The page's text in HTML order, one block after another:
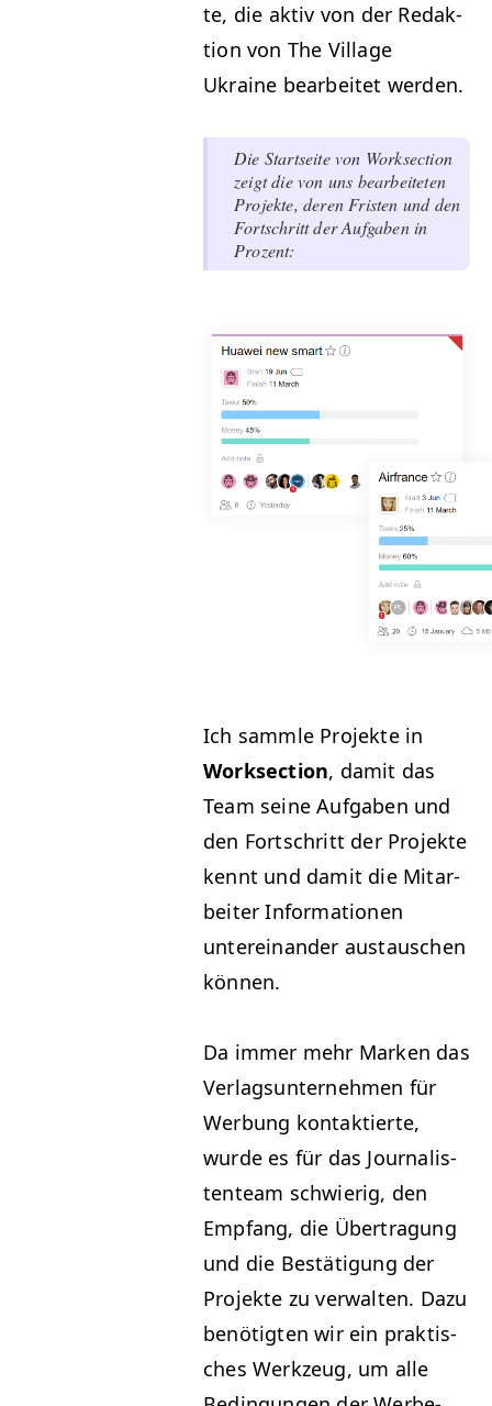
te, die aktiv von der Redak­
tion von The Vil­lage
Ukraine bear­beit­et werden.
Die Start­seite von Work­sec­tion
zeigt die von uns bear­beit­eten
Pro­jek­te, deren Fris­ten und den
Fortschritt der Auf­gaben in
Prozent:
Ich samm­le Pro­jek­te in
Work­sec­tion, damit das
Team seine Auf­gaben und
den Fortschritt der Pro­jek­te
ken­nt und damit die Mitar­
beit­er Infor­ma­tio­nen
untere­inan­der aus­tauschen
können.
Da immer mehr Marken das
Ver­lag­sun­ternehmen für
Wer­bung kon­tak­tierte,
wurde es für das Jour­nal­is­
ten­team schwierig, den
Emp­fang, die Über­tra­gung
und die Bestä­ti­gung der
Pro­jek­te zu ver­wal­ten. Dazu
benötigten wir ein prak­tis­
ches Werkzeug, um alle